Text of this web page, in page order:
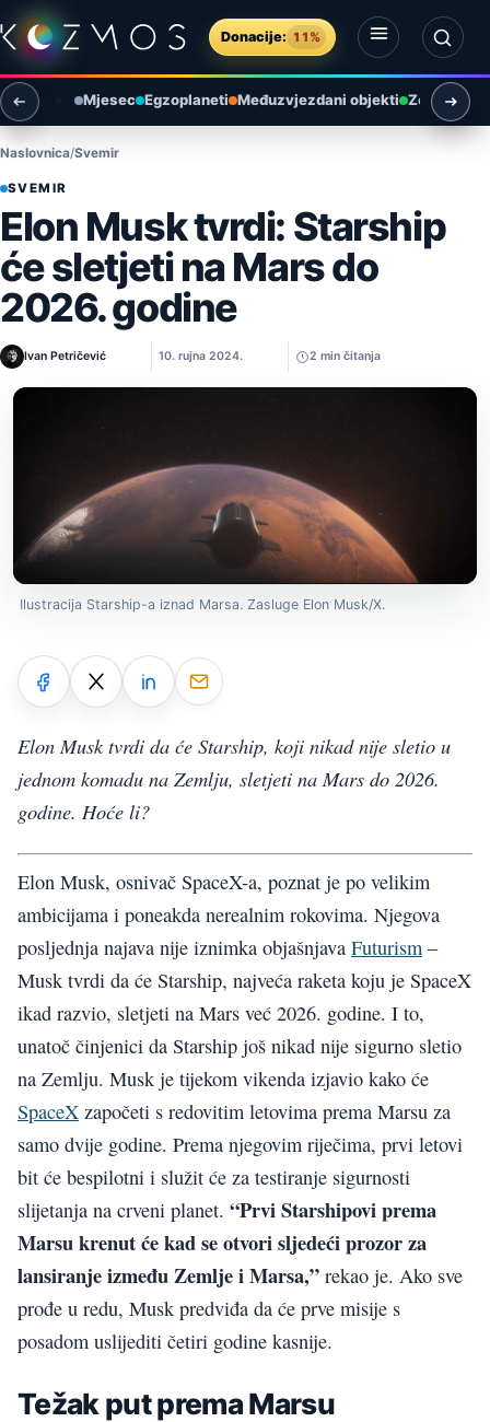
Preskoči na sadržaj
Donacije: 11%
Otvori izbornik
Otvori pretragu
Mjesec Egzoplaneti Međuzvjezdani objekti Zemlja i
Naslovnica Svemir
SVEMIR
Elon Musk tvrdi: Starship
će sletjeti na Mars do
2026. godine
Ivan Petričević 10. rujna 2024. 2 min čitanja
Ilustracija Starship-a iznad Marsa. Zasluge Elon Musk/X.
Elon Musk tvrdi da će Starship, koji nikad nije sletio u
jednom komadu na Zemlju, sletjeti na Mars do 2026.
godine. Hoće li?
Elon Musk, osnivač SpaceX-a, poznat je po velikim
ambicijama i poneakda nerealnim rokovima. Njegova
posljednja najava nije iznimka objašnjava Futurism –
Musk tvrdi da će Starship, najveća raketa koju je SpaceX
ikad razvio, sletjeti na Mars već 2026. godine. I to,
unatoč činjenici da Starship još nikad nije sigurno sletio
na Zemlju. Musk je tijekom vikenda izjavio kako će
SpaceX započeti s redovitim letovima prema Marsu za
samo dvije godine. Prema njegovim riječima, prvi letovi
bit će bespilotni i služit će za testiranje sigurnosti
slijetanja na crveni planet. “Prvi Starshipovi prema
Marsu krenut će kad se otvori sljedeći prozor za
lansiranje između Zemlje i Marsa,” rekao je. Ako sve
prođe u redu, Musk predviđa da će prve misije s
posadom uslijediti četiri godine kasnije.
Težak put prema Marsu